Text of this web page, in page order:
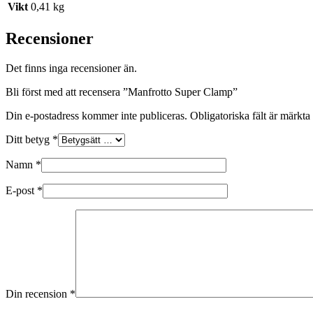
Vikt 0,41 kg
Recensioner
Det finns inga recensioner än.
Bli först med att recensera ”Manfrotto Super Clamp”
Din e-postadress kommer inte publiceras. Obligatoriska fält är märkta
Ditt betyg *
Namn *
E-post *
Din recension *